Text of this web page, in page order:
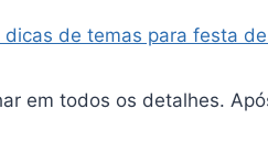
dicas de temas para festa
em todos os detalhes.